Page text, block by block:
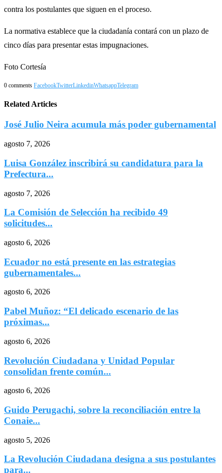
contra los postulantes que siguen en el proceso.
La normativa establece que la ciudadanía contará con un plazo de
cinco días para presentar estas impugnaciones.
Foto Cortesía
0 comments FacebookTwitterLinkedinWhatsappTelegram
Related Articles
José Julio Neira acumula más poder gubernamental
agosto 7, 2026
Luisa González inscribirá su candidatura para la
Prefectura...
agosto 7, 2026
La Comisión de Selección ha recibido 49
solicitudes...
agosto 6, 2026
Ecuador no está presente en las estrategias
gubernamentales...
agosto 6, 2026
Pabel Muñoz: “El delicado escenario de las
próximas...
agosto 6, 2026
Revolución Ciudadana y Unidad Popular
consolidan frente común...
agosto 6, 2026
Guido Perugachi, sobre la reconciliación entre la
Conaie...
agosto 5, 2026
La Revolución Ciudadana designa a sus postulantes
para...